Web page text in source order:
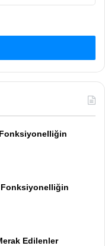
Fonksiyonelliğin
Fonksiyonelliğin
Edilenler